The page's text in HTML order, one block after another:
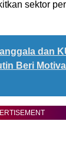
sektor
dan
Beri